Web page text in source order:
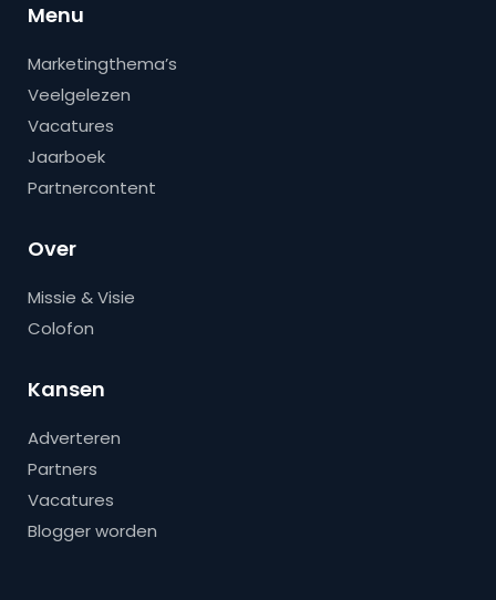
Menu
Marketingthema’s
Veelgelezen
Vacatures
Jaarboek
Partnercontent
Over
Missie & Visie
Colofon
Kansen
Adverteren
Partners
Vacatures
Blogger worden